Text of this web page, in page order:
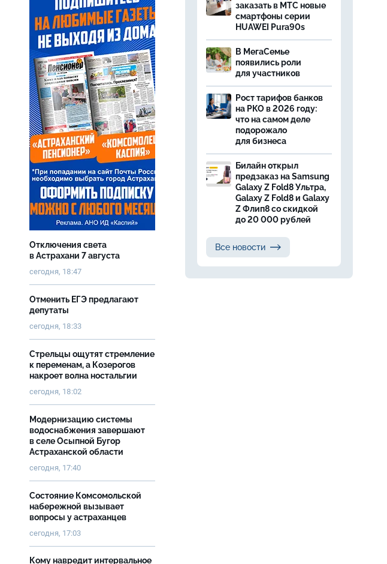
Отключения света
в Астрахани 7 августа
сегодня, 18:47
Отменить ЕГЭ предлагают
депутаты
сегодня, 18:33
Стрельцы ощутят стремление
к переменам, а Козерогов
накроет волна ностальгии
сегодня, 18:02
Модернизацию системы
водоснабжения завершают
в селе Осыпной Бугор
Астраханской области
сегодня, 17:40
Состояние Комсомольской
набережной вызывает
вопросы у астраханцев
сегодня, 17:03
Кому навредит интервальное
заказать в МТС новые
смартфоны серии
HUAWEI Pura90s
В МегаСемье
появились роли
для участников
Рост тарифов банков
на РКО в 2026 году:
что на самом деле
подорожало
для бизнеса
Билайн открыл
предзаказ на Samsung
Galaxy Z Fold8 Ультра,
Galaxy Z Fold8 и Galaxy
Z Флип8 со скидкой
до 20 000 рублей
Все новости